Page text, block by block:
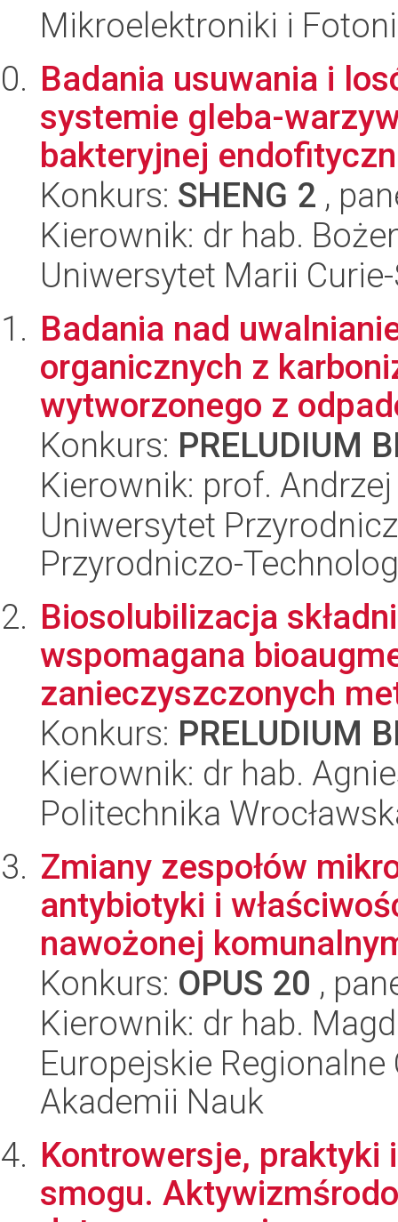
Mikroelektroniki i
Badania usuwania i
systemie gleba-
bakteryjnej
Konkurs: SHENG 2 ,
Kierownik: dr hab.
Uniwersytet Marii
Badania nad
organicznych z
wytworzonego z
Konkurs: PRELUDIUM
Kierownik: prof. Andrzej
Uniwersytet
Przyrodniczo-
Biosolubilizacja
wspomagana
zanieczyszczonych
Konkurs: PRELUDIUM
Kierownik: dr hab.
Politechnika
Zmiany zespołów
antybiotyki i
nawożonej
Konkurs: OPUS 20 ,
Kierownik: dr hab.
Europejskie
Akademii Nauk
Kontrowersje, praktyki
smogu.